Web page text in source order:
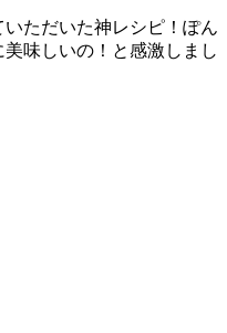
だいた神レシピ！ぽん
味しいの！と感激しまし